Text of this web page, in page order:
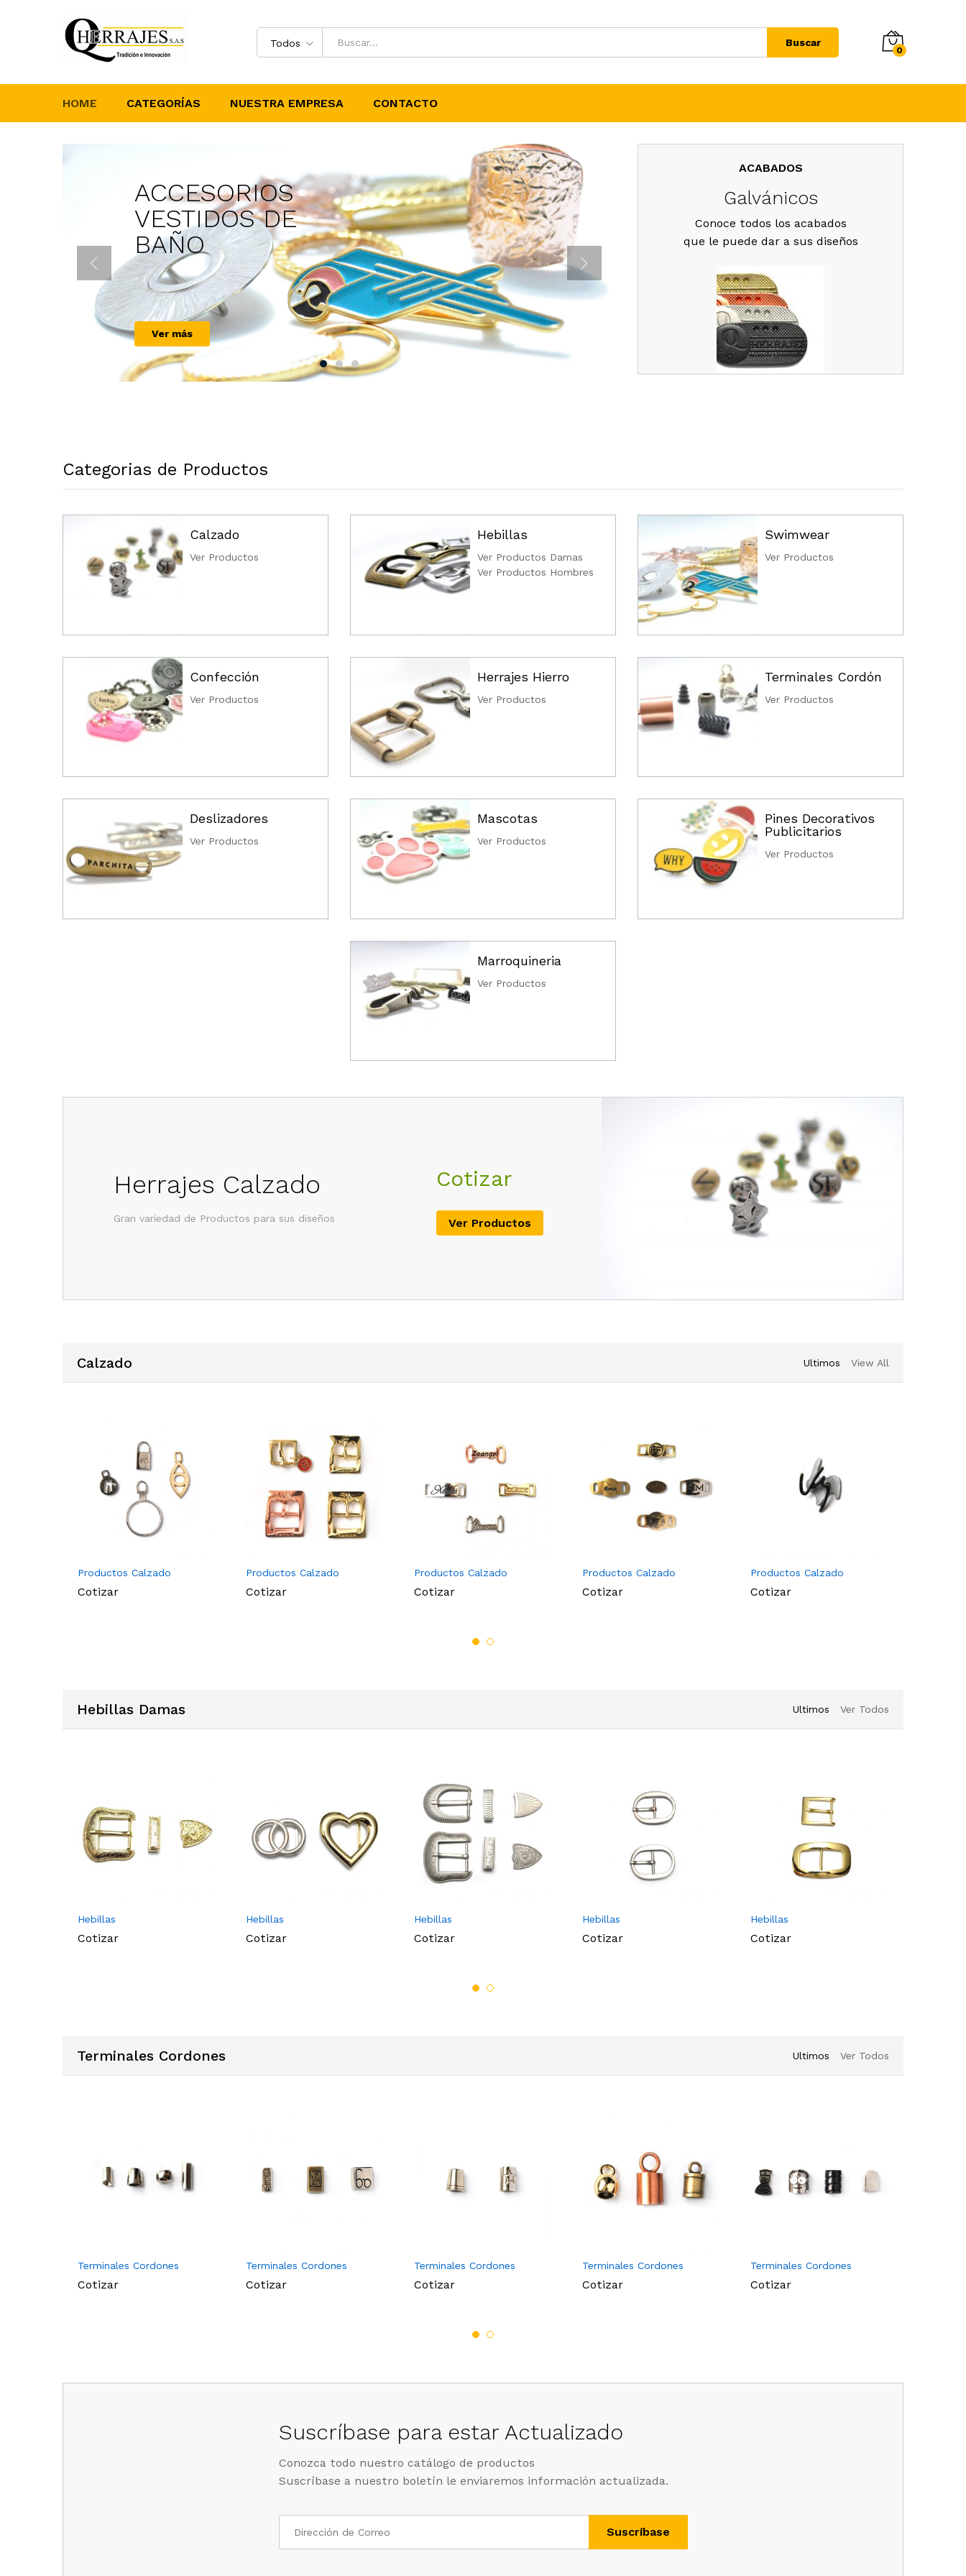
Todos Buscar
0
HOME CATEGORÍAS NUESTRA EMPRESA CONTACTO
ACABADOS
Galvánicos
Conoce todos los acabados
que le puede dar a sus diseños
Categorias de Productos
Calzado
Ver Productos
Confección
Ver Productos
Deslizadores
Ver Productos
Hebillas
Ver Productos Damas
Ver Productos Hombres
Herrajes Hierro
Ver Productos
Mascotas
Ver Productos
Marroquineria
Ver Productos
Swimwear
Ver Productos
Terminales Cordón
Ver Productos
Pines Decorativos
Publicitarios
Ver Productos
Herrajes Calzado
Gran variedad de Productos para sus diseños
Cotizar
Ver Productos
Calzado Ultimos View All
Productos Calzado
Cotizar
Productos Calzado
Cotizar
Productos Calzado
Cotizar
Productos Calzado
Cotizar
Productos Calzado
Cotizar
Hebillas Damas Ultimos Ver Todos
Hebillas
Cotizar
Hebillas
Cotizar
Hebillas
Cotizar
Hebillas
Cotizar
Hebillas
Cotizar
Terminales Cordones Ultimos Ver Todos
Terminales Cordones
Cotizar
Terminales Cordones
Cotizar
Terminales Cordones
Cotizar
Terminales Cordones
Cotizar
Terminales Cordones
Cotizar
Suscríbase para estar Actualizado
Conozca todo nuestro catálogo de productos
Suscríbase a nuestro boletín le enviaremos información actualizada.